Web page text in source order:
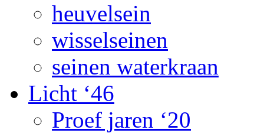
heuvelsein
wisselseinen
seinen waterkraan
Licht ‘46
Proef jaren ‘20